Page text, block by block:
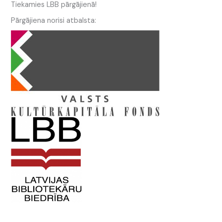
Tiekamies LBB pārgājienā!
Pārgājiena norisi atbalsta: